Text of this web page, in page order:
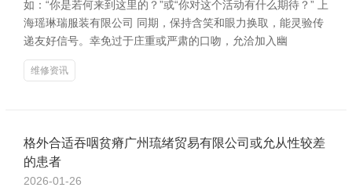
如：“你是若何来到这里的？”或“你对这个活动有什么期待？” 上
海瑶琳瑞服装有限公司 同期，保持含笑和眼力换取，能灵验传
递友好信号。幸免过于庄重或严肃的口吻，允洽加入幽
维修资讯
格外合适吞咽贫瘠广州琉绪贸易有限公司或允从性较差
的患者
2026-01-26